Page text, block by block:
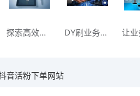
探索高效业务模式，从DY平台的自助下单开 DY刷业务升级体验：享受智能自助下单的便
音活粉下单网站